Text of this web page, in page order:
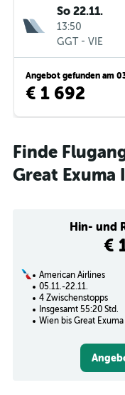
So 22.11.
13:50
GGT- VIE
Angebot gefunden am
€ 1 692
Finde
Great Exuma
Hin- und
€
American Airlines
05.11.-22.11.
4 Zwischenstopps
Insgesamt 55:20 Std.
Wien bis Great Exuma